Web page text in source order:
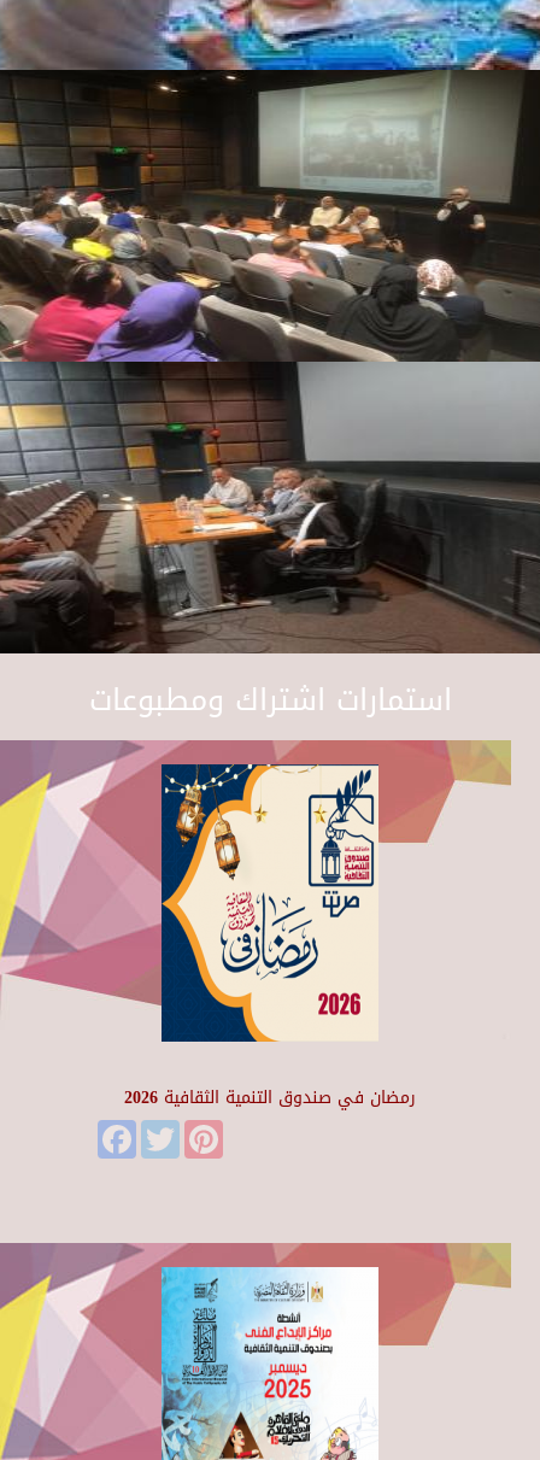
استمارات اشتراك ومطبوعات
رمضان في صندوق التنمية الثقافية 2026
FacebookTwitter